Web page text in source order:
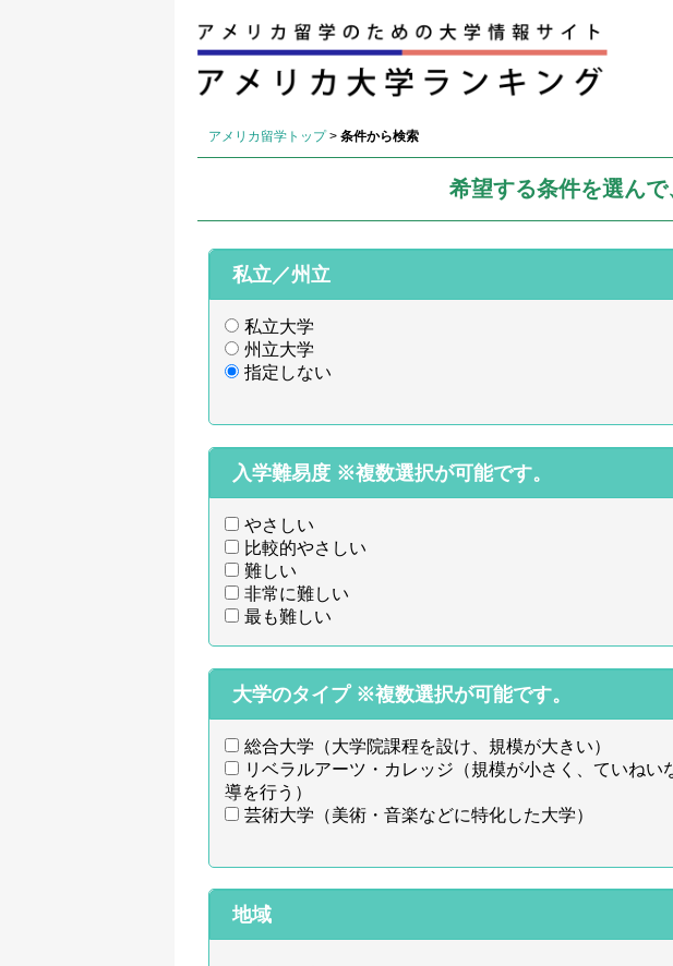
アメリカ留学トップ > 条件から検索
希望する条件を選ん
私立／州立
私立大学
州立大学
指定しない
入学難易度 ※複数選択が可能です。
やさしい
比較的やさしい
難しい
非常に難しい
最も難しい
大学のタイプ ※複数選択が可能です。
総合大学（大学院課程を設け、規模が大きい）
リベラルアーツ・カレッジ（規模が小さく、ていねい
導を行う）
芸術大学（美術・音楽などに特化した大学）
地域